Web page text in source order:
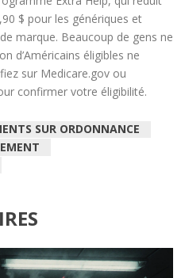
$ pour les génériques et
marque. Beaucoup de gens ne
d’Américains éligibles ne
sur Medicare.gov ou
confirmer votre éligibilité.
SUR ORDONNANCE